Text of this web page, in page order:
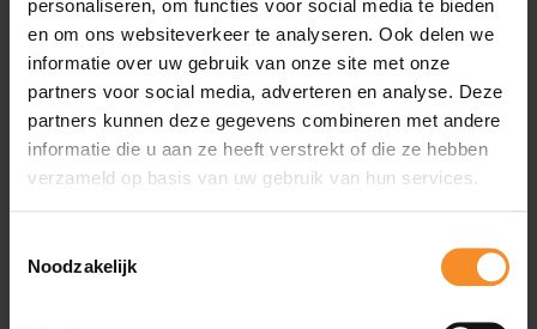
personaliseren, om functies voor social media te bieden
en om ons websiteverkeer te analyseren. Ook delen we
informatie over uw gebruik van onze site met onze
partners voor social media, adverteren en analyse. Deze
partners kunnen deze gegevens combineren met andere
informatie die u aan ze heeft verstrekt of die ze hebben
verzameld op basis van uw gebruik van hun services.
Noodzakelijk
Wat je misschien ook leuk vindt